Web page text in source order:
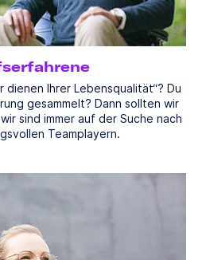
dienen Ihrer Lebensqualität“? Du
gesammelt? Dann sollten wir
sind immer auf der Suche nach
Teamplayern.